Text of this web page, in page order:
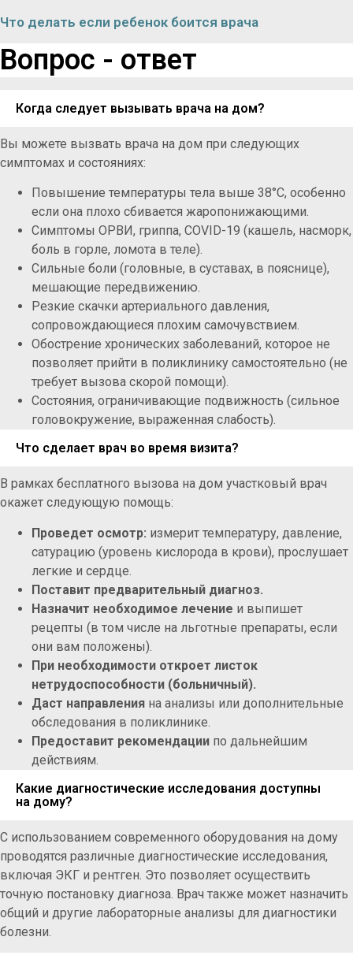
Что делать если ребенок боится врача
Вопрос - ответ
Когда следует вызывать врача на дом?
Вы можете вызвать врача на дом при следующих
симптомах и состояниях:
Повышение температуры тела выше 38°C, особенно
если она плохо сбивается жаропонижающими.
Симптомы ОРВИ, гриппа, COVID-19 (кашель, насморк,
боль в горле, ломота в теле).
Сильные боли (головные, в суставах, в пояснице),
мешающие передвижению.
Резкие скачки артериального давления,
сопровождающиеся плохим самочувствием.
Обострение хронических заболеваний, которое не
позволяет прийти в поликлинику самостоятельно (не
требует вызова скорой помощи).
Состояния, ограничивающие подвижность (сильное
головокружение, выраженная слабость).
Что сделает врач во время визита?
В рамках бесплатного вызова на дом участковый врач
окажет следующую помощь:
Проведет осмотр: измерит температуру, давление,
сатурацию (уровень кислорода в крови), прослушает
легкие и сердце.
Поставит предварительный диагноз.
Назначит необходимое лечение и выпишет
рецепты (в том числе на льготные препараты, если
они вам положены).
При необходимости откроет листок
нетрудоспособности (больничный).
Даст направления на анализы или дополнительные
обследования в поликлинике.
Предоставит рекомендации по дальнейшим
действиям.
Какие диагностические исследования доступны
на дому?
С использованием современного оборудования на дому
проводятся различные диагностические исследования,
включая ЭКГ и рентген. Это позволяет осуществить
точную постановку диагноза. Врач также может назначить
общий и другие лабораторные анализы для диагностики
болезни.